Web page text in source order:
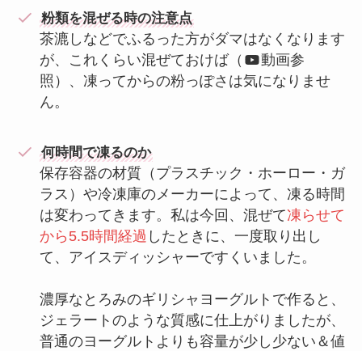
粉類を混ぜる時の注意点
茶漉しなどでふるった方がダマはなくなります
が、これくらい混ぜておけば（
動画参
照）、凍ってからの粉っぽさは気になりませ
ん。
何時間で凍るのか
保存容器の材質（プラスチック・ホーロー・ガ
ラス）や冷凍庫のメーカーによって、凍る時間
は変わってきます。私は今回、混ぜて凍らせて
から5.5時間経過 したときに、一度取り出し
て、アイスディッシャーですくいました。
濃厚なとろみのギリシャヨーグルトで作ると、
ジェラートのような質感に仕上がりましたが、
普通のヨーグルトよりも容量が少し少ない＆値